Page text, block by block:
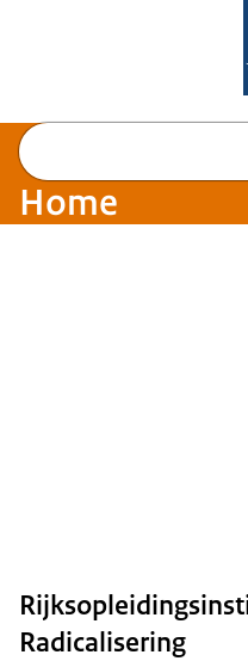
Home
Radicalisering